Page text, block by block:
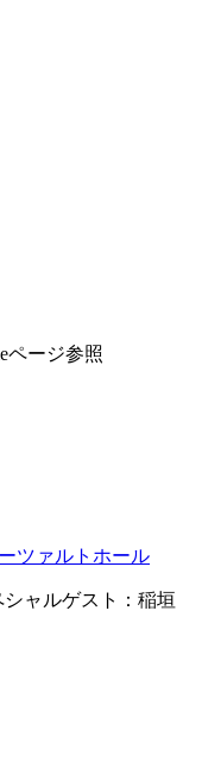
ページ参照
ツァルトホール
ャルゲスト：稲垣